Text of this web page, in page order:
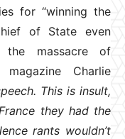
for “winning the
of State even
the massacre of
Charlie
This is insult,
they had the
rants wouldn’t